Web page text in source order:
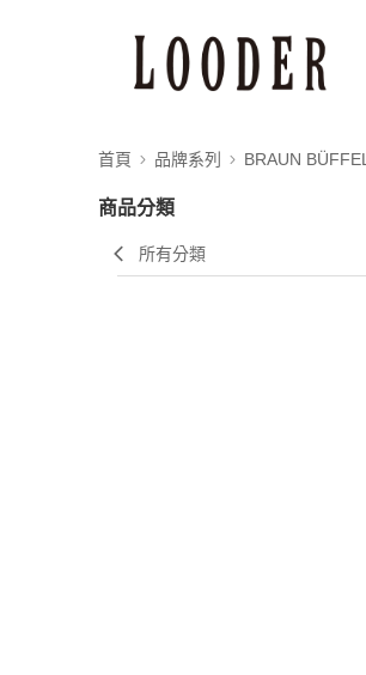
首頁 品牌系列 BRAUN BÜFFEL
商品分類
所有分類